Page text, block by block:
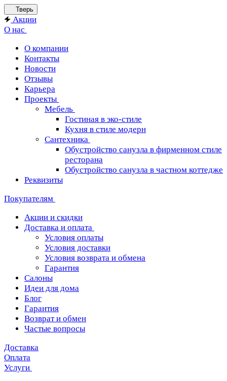
Тверь
Акции
О нас
О компании
Контакты
Новости
Отзывы
Карьера
Проекты
Мебель
Гостиная в эко-стиле
Кухня в стиле модерн
Сантехника
Обустройство санузла в фирменном стиле
ресторана
Обустройство санузла в частном коттедже
Реквизиты
Покупателям
Акции и скидки
Доставка и оплата
Условия оплаты
Условия доставки
Условия возврата и обмена
Гарантия
Салоны
Идеи для дома
Блог
Гарантия
Возврат и обмен
Частые вопросы
Доставка
Оплата
Услуги